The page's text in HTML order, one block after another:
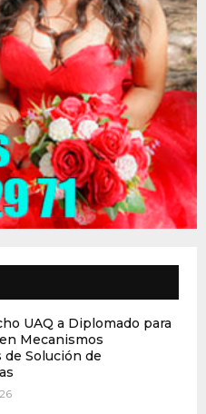
UAQ a Diplomado para
Mecanismos
Solución de